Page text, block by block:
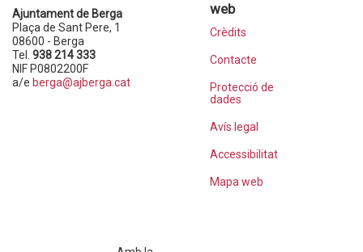
Ajuntament de Berga
Plaça de Sant Pere, 1
08600 - Berga
Tel. 938 214 333
NIF P0802200F
a/e berga@ajberga.cat
web
Crèdits
Contacte
Protecció de
dades
Avís legal
Accessibilitat
Mapa web